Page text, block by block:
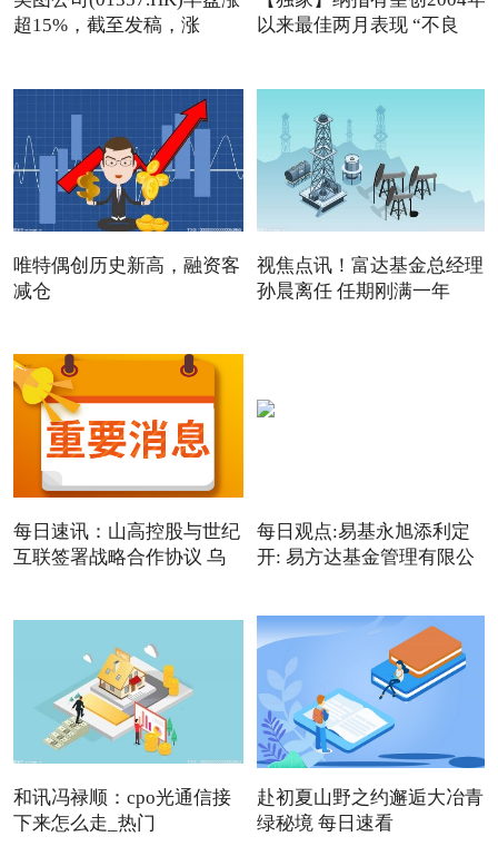
超15%，截至发稿，涨
以来最佳两月表现 “不良
唯特偶创历史新高，融资客
减仓
视焦点讯！富达基金总经理
孙晨离任 任期刚满一年
每日速讯：山高控股与世纪
互联签署战略合作协议 乌
每日观点:易基永旭添利定
开: 易方达基金管理有限公
和讯冯禄顺：cpo光通信接
下来怎么走_热门
赴初夏山野之约邂逅大冶青
绿秘境 每日速看